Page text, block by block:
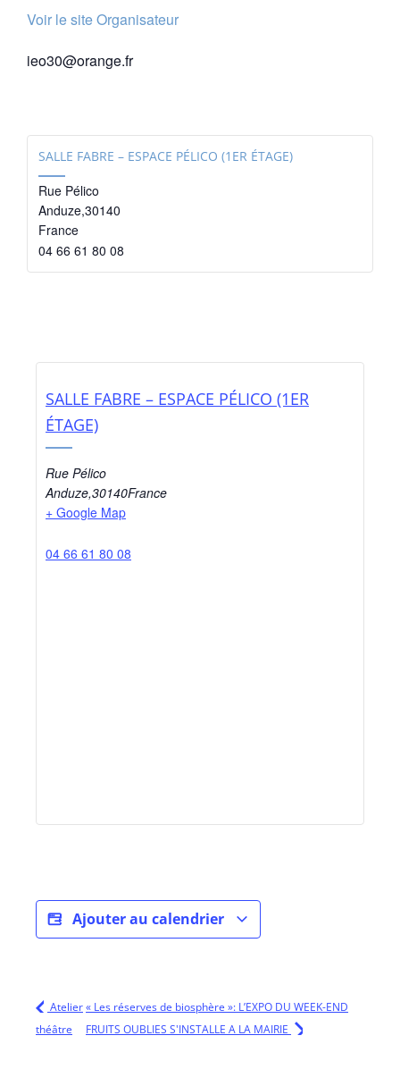
Voir le site Organisateur
ieo30@orange.fr
SALLE FABRE – ESPACE PÉLICO (1ER ÉTAGE)
Rue Pélico
Anduze,30140
France
04 66 61 80 08
SALLE FABRE – ESPACE PÉLICO (1ER
ÉTAGE)
Rue Pélico
Anduze,30140France
+ Google Map
04 66 61 80 08
Ajouter au calendrier
Atelier
théâtre
« Les réserves de biosphère »: L’EXPO DU WEEK-END
FRUITS OUBLIES S'INSTALLE A LA MAIRIE